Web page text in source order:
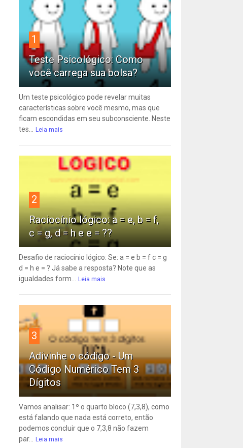
1
Teste Psicológico: Como
você carrega sua bolsa?
Um teste psicológico pode revelar muitas
características sobre você mesmo, mas que
ficam escondidas em seu subconsciente. Neste
tes...
Leia mais
2
Raciocínio lógico: a = e, b = f,
c = g, d = h e e = ??
Desafio de raciocínio lógico: Se: a = e b = f c = g
d = h e = ? Já sabe a resposta? Note que as
igualdades form...
Leia mais
3
Adivinhe o código - Um
Código Numérico Tem 3
Dígitos
Vamos analisar: 1º o quarto bloco (7,3,8), como
está falando que nada está correto, então
podemos concluir que o 7,3,8 não fazem
par...
Leia mais